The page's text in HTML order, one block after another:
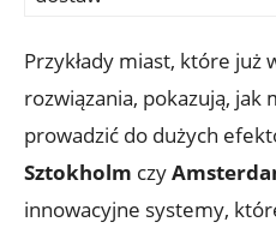
Przykłady miast, które już
rozwiązania, pokazują, jak
prowadzić do dużych
Sztokholm czy
innowacyjne systemy,